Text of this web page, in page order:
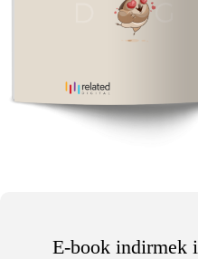
E-book indirmek